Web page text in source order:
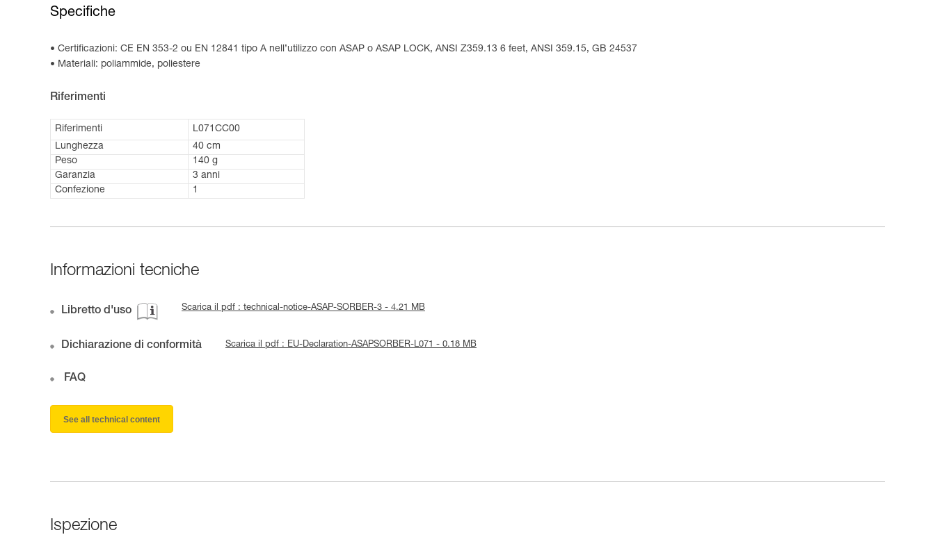
Specifiche
Certificazioni: CE EN 353-2 ou EN 12841 tipo A nell’utilizzo con ASAP o ASAP LOCK, ANSI Z359.13 6 feet, ANSI 359.15, GB 24537
Materiali: poliammide, poliestere
Riferimenti
Riferimenti
L071CC00
Lunghezza
40 cm
Peso
140 g
Garanzia
3 anni
Confezione
1
Informazioni tecniche
Libretto d'uso Scarica il pdf : technical-notice-ASAP-SORBER-3 - 4.21 MB
Dichiarazione di conformità Scarica il pdf : EU-Declaration-ASAPSORBER-L071 - 0.18 MB
FAQ
See all technical content
Ispezione